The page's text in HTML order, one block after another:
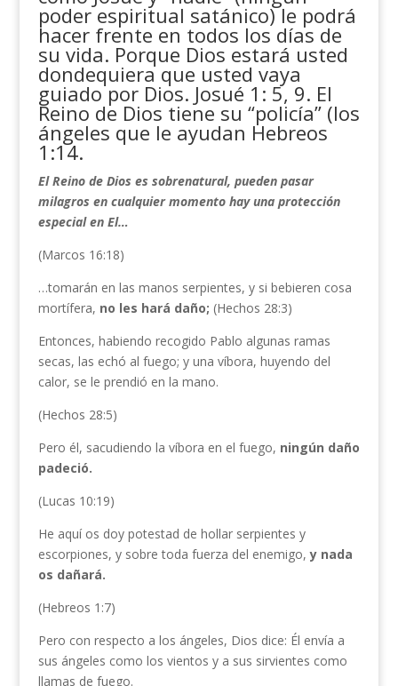
poder espiritual satánico) le podrá
hacer frente en todos los días de
su vida. Porque Dios estará usted
dondequiera que usted vaya
guiado por Dios. Josué 1: 5, 9. El
Reino de Dios tiene su “policía” (los
ángeles que le ayudan Hebreos
1:14.
El Reino de Dios es sobrenatural, pueden pasar
milagros en cualquier momento hay una protección
especial en El…
(Marcos 16:18)
…tomarán en las manos serpientes, y si bebieren cosa
mortífera, no les hará daño; (Hechos 28:3)
Entonces, habiendo recogido Pablo algunas ramas
secas, las echó al fuego; y una víbora, huyendo del
calor, se le prendió en la mano.
(Hechos 28:5)
Pero él, sacudiendo la víbora en el fuego, ningún daño
padeció.
(Lucas 10:19)
He aquí os doy potestad de hollar serpientes y
escorpiones, y sobre toda fuerza del enemigo,y nada
os dañará.
(Hebreos 1:7)
Pero con respecto a los ángeles, Dios dice: Él envía a
sus ángeles como los vientos y a sus sirvientes como
llamas de fuego.